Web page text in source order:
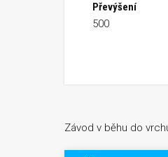
Převýšení
500
Závod v běhu do